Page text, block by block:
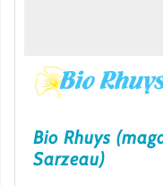
Bio Rhuys
Sarzeau)